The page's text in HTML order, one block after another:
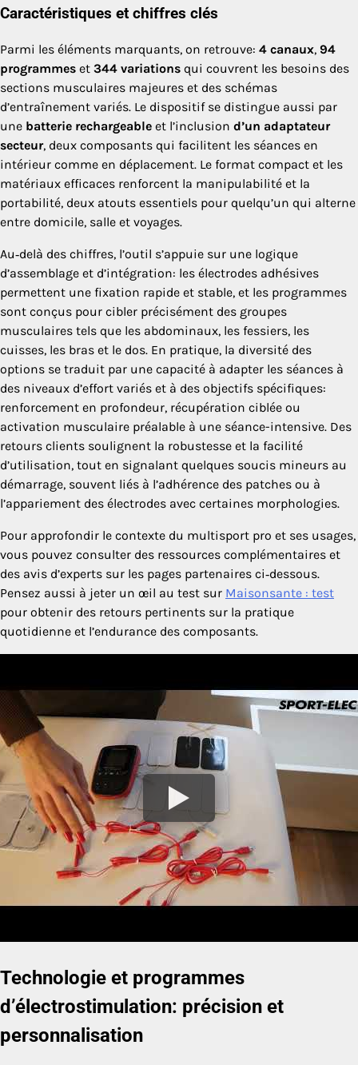
Caractéristiques et chiffres clés
Parmi les éléments marquants, on retrouve: 4 canaux, 94
programmes et 344 variations qui couvrent les besoins des
sections musculaires majeures et des schémas
d’entraînement variés. Le dispositif se distingue aussi par
une batterie rechargeable et l’inclusion d’un adaptateur
secteur, deux composants qui facilitent les séances en
intérieur comme en déplacement. Le format compact et les
matériaux efficaces renforcent la manipulabilité et la
portabilité, deux atouts essentiels pour quelqu’un qui alterne
entre domicile, salle et voyages.
Au‑delà des chiffres, l’outil s’appuie sur une logique
d’assemblage et d’intégration: les électrodes adhésives
permettent une fixation rapide et stable, et les programmes
sont conçus pour cibler précisément des groupes
musculaires tels que les abdominaux, les fessiers, les
cuisses, les bras et le dos. En pratique, la diversité des
options se traduit par une capacité à adapter les séances à
des niveaux d’effort variés et à des objectifs spécifiques:
renforcement en profondeur, récupération ciblée ou
activation musculaire préalable à une séance-intensive. Des
retours clients soulignent la robustesse et la facilité
d’utilisation, tout en signalant quelques soucis mineurs au
démarrage, souvent liés à l’adhérence des patches ou à
l’appariement des électrodes avec certaines morphologies.
Pour approfondir le contexte du multisport pro et ses usages,
vous pouvez consulter des ressources complémentaires et
des avis d’experts sur les pages partenaires ci‑dessous.
Pensez aussi à jeter un œil au test sur Maisonsante : test
pour obtenir des retours pertinents sur la pratique
quotidienne et l’endurance des composants.
Technologie et programmes
d’électrostimulation: précision et
personnalisation